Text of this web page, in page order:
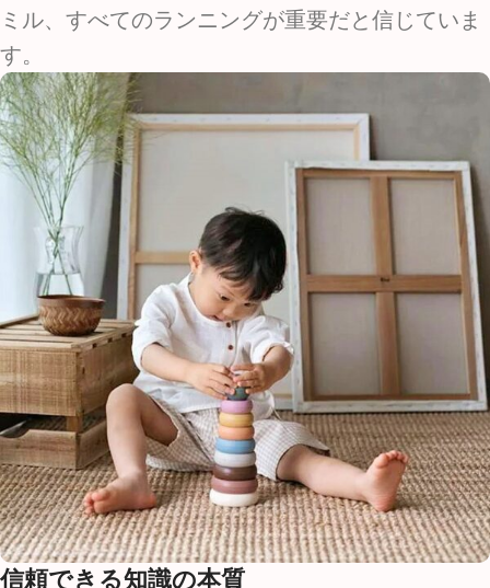
ミル、すべてのランニングが重要だと信じていま
す。
信頼できる知識の本質